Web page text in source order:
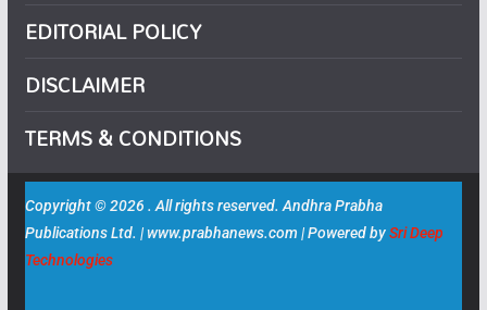
EDITORIAL POLICY
DISCLAIMER
TERMS & CONDITIONS
Copyright © 2026 . All rights reserved. Andhra Prabha
Publications Ltd. | www.prabhanews.com | Powered bySri Deep
Technologies